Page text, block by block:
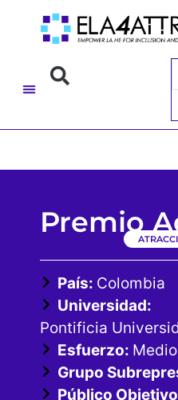
Premio
País: Colombia
Universidad:
Pontificia
Esfuerzo: Medio
Grupo
Público